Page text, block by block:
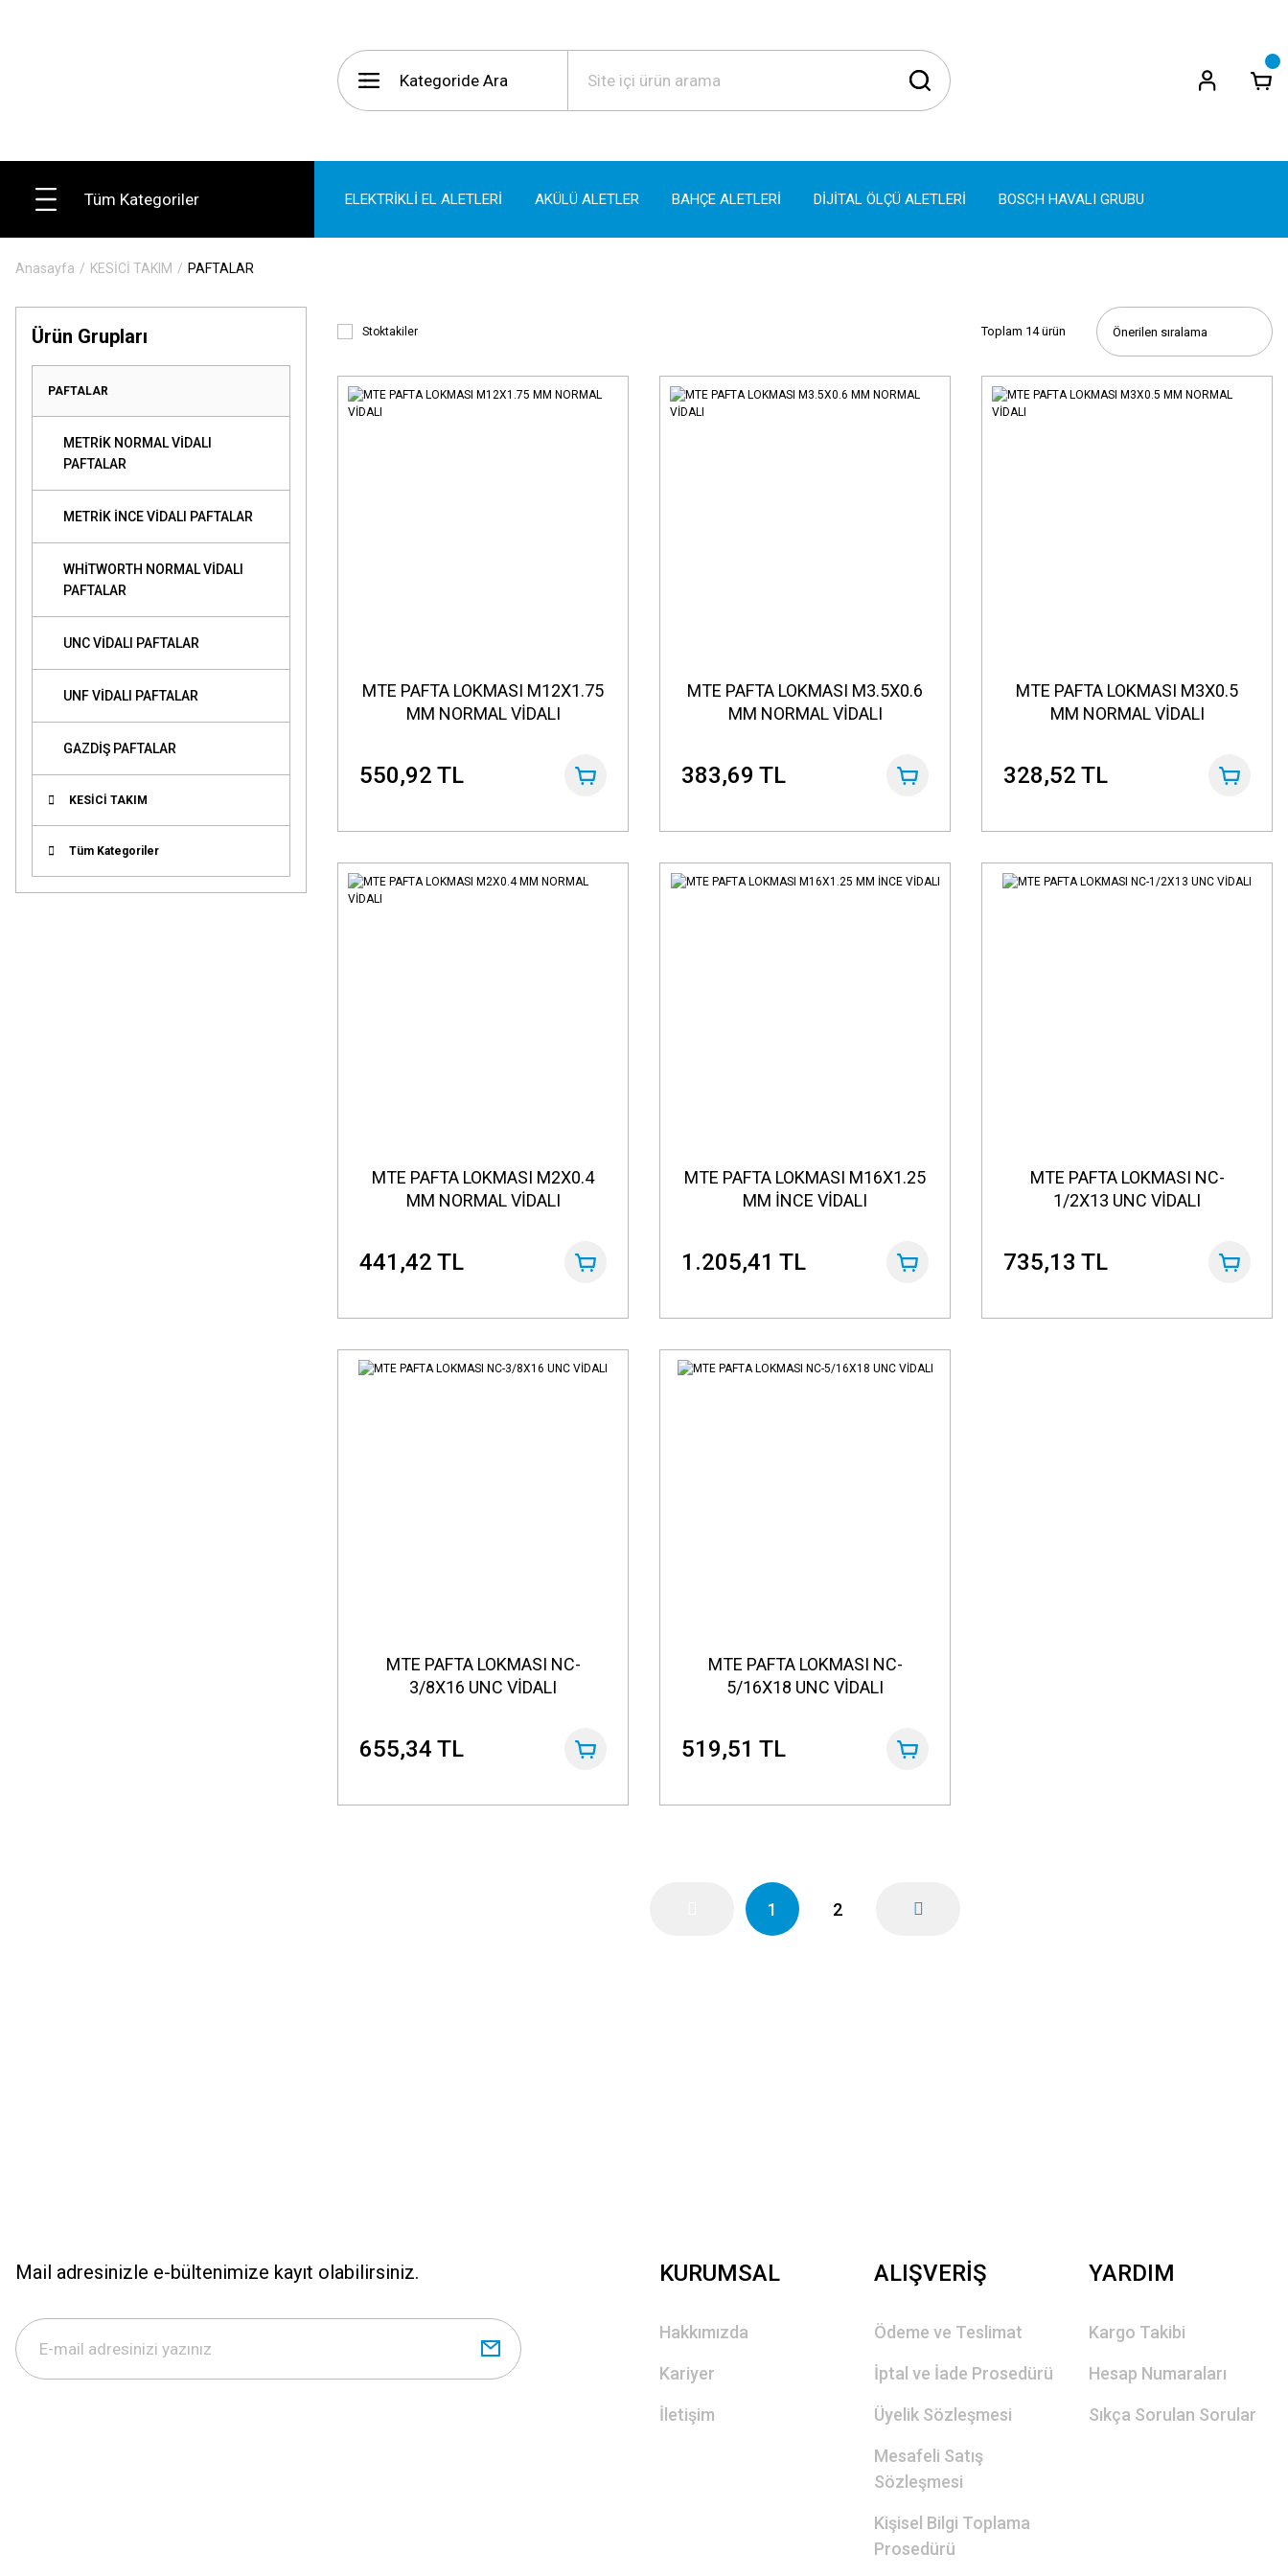
Tüm Kategoriler ELEKTRİKLİ EL ALETLERİ AKÜLÜ ALETLER BAHÇE ALETLERİ DİJİTAL ÖLÇÜ ALETLERİ BOSCH HAVALI GRUBU
Anasayfa KESİCİ TAKIM PAFTALAR
Ürün Grupları
PAFTALAR
METRİK NORMAL VİDALI
PAFTALAR
METRİK İNCE VİDALI PAFTALAR
WHİTWORTH NORMAL VİDALI
PAFTALAR
UNC VİDALI PAFTALAR
UNF VİDALI PAFTALAR
GAZDİŞ PAFTALAR
KESİCİ TAKIM
Tüm Kategoriler
Stoktakiler Toplam 14 ürün
MTE PAFTA LOKMASI M12X1.75
MM NORMAL VİDALI
550,92 TL
MTE PAFTA LOKMASI M3.5X0.6
MM NORMAL VİDALI
383,69 TL
MTE PAFTA LOKMASI M3X0.5
MM NORMAL VİDALI
328,52 TL
MTE PAFTA LOKMASI M2X0.4
MM NORMAL VİDALI
441,42 TL
MTE PAFTA LOKMASI M16X1.25
MM İNCE VİDALI
1.205,41 TL
MTE PAFTA LOKMASI NC-
1/2X13 UNC VİDALI
735,13 TL
MTE PAFTA LOKMASI NC-
3/8X16 UNC VİDALI
655,34 TL
MTE PAFTA LOKMASI NC-
5/16X18 UNC VİDALI
519,51 TL
1 2
Mail adresinizle e-bültenimize kayıt olabilirsiniz. KURUMSAL
Hakkımızda
Kariyer
İletişim
ALIŞVERİŞ
Ödeme ve Teslimat
İptal ve İade Prosedürü
Üyelik Sözleşmesi
Mesafeli Satış
Sözleşmesi
Kişisel Bilgi Toplama
Prosedürü
YARDIM
Kargo Takibi
Hesap Numaraları
Sıkça Sorulan Sorular